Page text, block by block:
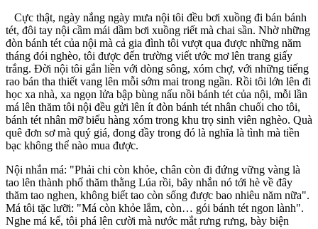
Cực thật, ngày nắng ngày mưa nội tôi đều bơi xuồng đi bán bánh
tét, đôi tay nội cầm mái dầm bơi xuồng riết mà chai sần. Nhờ những
đòn bánh tét của nội mà cả gia đình tôi vượt qua được những năm
tháng đói nghèo, tôi được đến trường viết ước mơ lên trang giấy
trắng. Đời nội tôi gắn liền với dòng sông, xóm chợ, với những tiếng
rao bán tha thiết vang lên mỗi sớm mai trong ngần. Rồi tôi lớn lên đi
học xa nhà, xa ngọn lửa bập bùng nấu nồi bánh tét của nội, mỗi lần
má lên thăm tôi nội đều gửi lên ít đòn bánh tét nhân chuối cho tôi,
bánh tét nhân mỡ biếu hàng xóm trong khu trọ sinh viên nghèo. Quà
quê đơn sơ mà quý giá, đong đầy trong đó là nghĩa là tình mà tiền
bạc không thể nào mua được.
Nội nhắn má: "Phải chi còn khỏe, chân còn đi đứng vững vàng là
tao lên thành phố thăm thằng Lúa rồi, bây nhắn nó tới hè về đây
thăm tao nghen, không biết tao còn sống được bao nhiêu năm nữa".
Má tôi tặc lưỡi: "Má còn khỏe lắm, còn… gói bánh tét ngon lành".
Nghe má kể, tôi phá lên cười mà nước mắt rưng rưng, bày biện